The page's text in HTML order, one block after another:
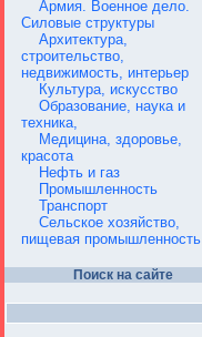
Армия. Военное дело.
Силовые структуры
Архитектура,
строительство,
недвижимость, интерьер
Культура, искусство
Образование, наука и
техника,
Медицина, здоровье,
красота
Нефть и газ
Промышленность
Транспорт
Сельское хозяйство,
пищевая промышленность
Поиск на сайте